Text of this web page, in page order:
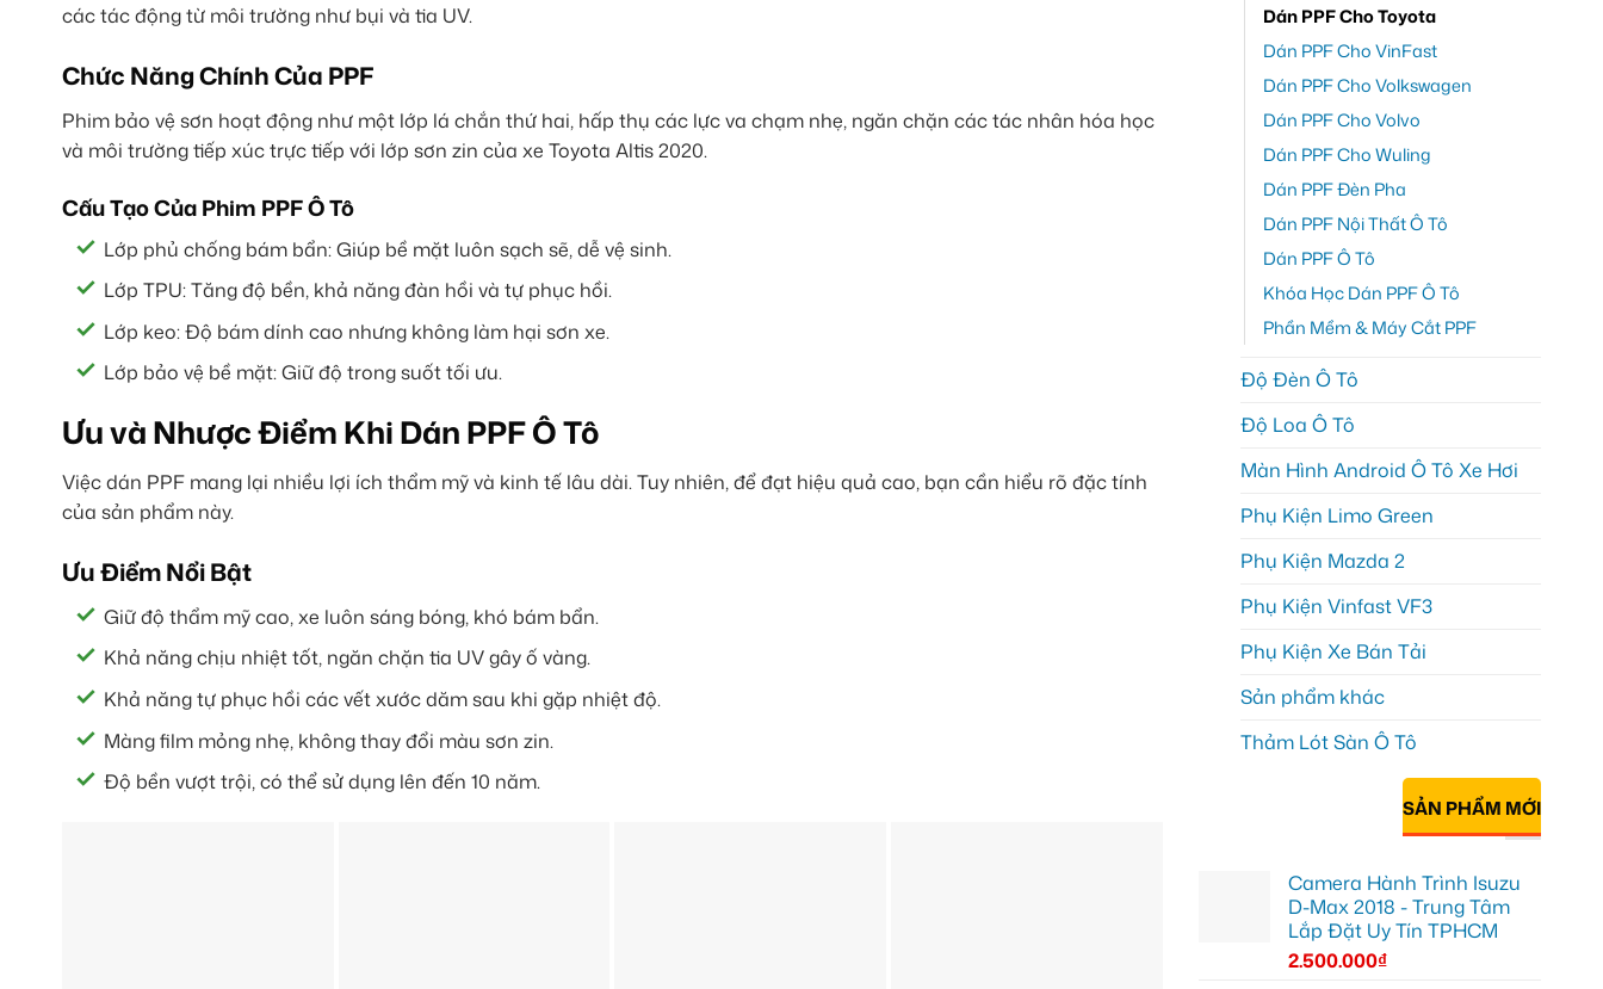
các tác động từ môi trường như bụi và tia UV.
Chức Năng Chính Của PPF
Phim bảo vệ sơn hoạt động như một lớp lá chắn thứ hai, hấp thụ các lực va chạm nhẹ, ngăn chặn các tác nhân hóa học
và môi trường tiếp xúc trực tiếp với lớp sơn zin của xe Toyota Altis 2020.
Cấu Tạo Của Phim PPF Ô Tô
Lớp phủ chống bám bẩn: Giúp bề mặt luôn sạch sẽ, dễ vệ sinh.
Lớp TPU: Tăng độ bền, khả năng đàn hồi và tự phục hồi.
Lớp keo: Độ bám dính cao nhưng không làm hại sơn xe.
Lớp bảo vệ bề mặt: Giữ độ trong suốt tối ưu.
Ưu và Nhược Điểm Khi Dán PPF Ô Tô
Việc dán PPF mang lại nhiều lợi ích thẩm mỹ và kinh tế lâu dài. Tuy nhiên, để đạt hiệu quả cao, bạn cần hiểu rõ đặc tính
của sản phẩm này.
Ưu Điểm Nổi Bật
Giữ độ thẩm mỹ cao, xe luôn sáng bóng, khó bám bẩn.
Khả năng chịu nhiệt tốt, ngăn chặn tia UV gây ố vàng.
Khả năng tự phục hồi các vết xước dăm sau khi gặp nhiệt độ.
Màng film mỏng nhẹ, không thay đổi màu sơn zin.
Độ bền vượt trội, có thể sử dụng lên đến 10 năm.
Dán PPF Cho Toyota
Dán PPF Cho VinFast
Dán PPF Cho Volkswagen
Dán PPF Cho Volvo
Dán PPF Cho Wuling
Dán PPF Đèn Pha
Dán PPF Nội Thất Ô Tô
Dán PPF Ô Tô
Khóa Học Dán PPF Ô Tô
Phần Mềm & Máy Cắt PPF
Độ Đèn Ô Tô
Độ Loa Ô Tô
Màn Hình Android Ô Tô Xe Hơi
Phụ Kiện Limo Green
Phụ Kiện Mazda 2
Phụ Kiện Vinfast VF3
Phụ Kiện Xe Bán Tải
Sản phẩm khác
Thảm Lót Sàn Ô Tô
SẢN PHẨM MỚI
Camera Hành Trình Isuzu
D-Max 2018 - Trung Tâm
Lắp Đặt Uy Tín TPHCM
2.500.000₫